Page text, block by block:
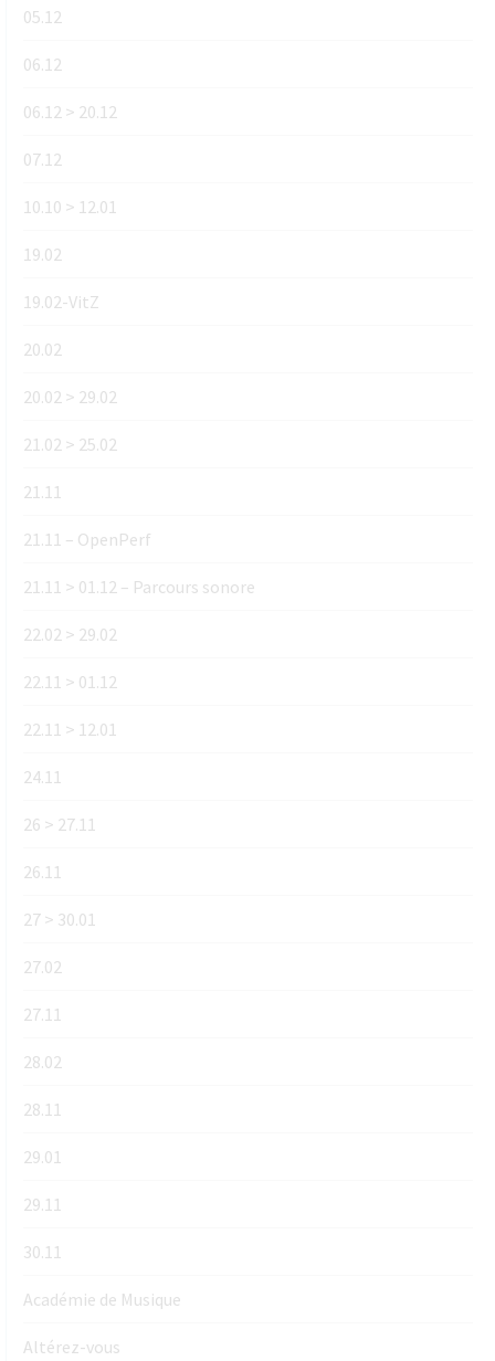
05.12
06.12
06.12 > 20.12
07.12
10.10 > 12.01
19.02
19.02-VitZ
20.02
20.02 > 29.02
21.02 > 25.02
21.11
21.11 – OpenPerf
21.11 > 01.12 – Parcours sonore
22.02 > 29.02
22.11 > 01.12
22.11 > 12.01
24.11
26 > 27.11
26.11
27 > 30.01
27.02
27.11
28.02
28.11
29.01
29.11
30.11
Académie de Musique
Altérez-vous